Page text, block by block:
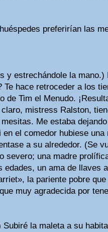
preferirían las
y estrechándole la mano.)
Te hace retroceder a los
de Tim el Menudo.
mistress Ralston,
Me estaba
el comedor hubiese
a su alrededor. (Se
severo; una madre
edades, un ama de llaves
la pariente pobre
muy agradecida por
Subiré la maleta a su